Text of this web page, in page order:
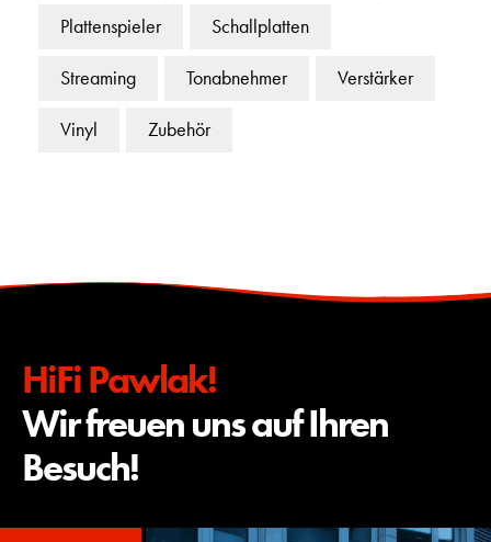
Plattenspieler Schallplatten
Streaming Tonabnehmer Verstärker
Vinyl Zubehör
HiFi Pawlak!
Wir freuen uns auf Ihren
Besuch!